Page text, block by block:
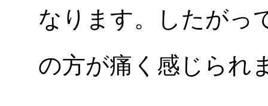
なります。したがっ
の方が痛く感じられ